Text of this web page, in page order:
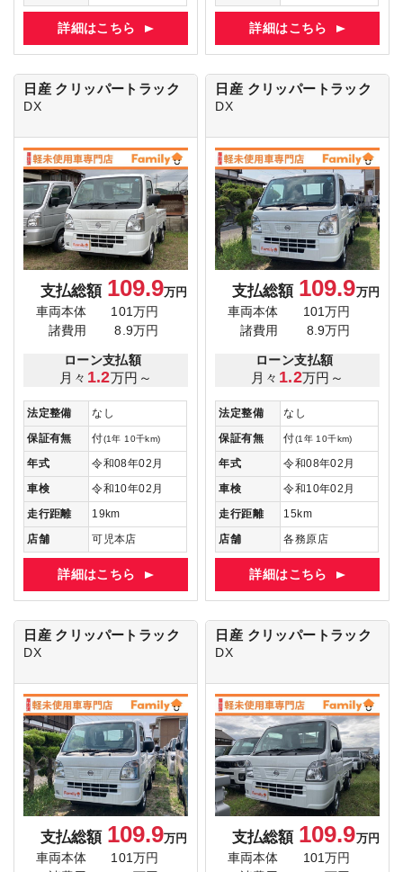
詳細はこちら 詳細はこちら
日産 クリッパートラック
DX
支払総額 109.9万円
車両本体
101万円
諸費用
8.9万円
ローン支払額
月々 1.2万円～
法定整備
なし
保証有無
付(1年 10千km)
年式
令和08年02月
車検
令和10年02月
走行距離
19km
店舗
可児本店
詳細はこちら
日産 クリッパートラック
DX
支払総額 109.9万円
車両本体
101万円
諸費用
8.9万円
ローン支払額
月々 1.2万円～
法定整備
なし
保証有無
付(1年 10千km)
年式
令和08年02月
車検
令和10年02月
走行距離
15km
店舗
各務原店
詳細はこちら
日産 クリッパートラック
DX
支払総額 109.9万円
車両本体
101万円
日産 クリッパートラック
DX
支払総額 109.9万円
車両本体
101万円